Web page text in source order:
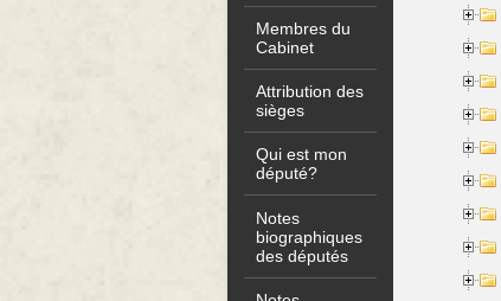
Membres du
Cabinet
Attribution des
sièges
Qui est mon
député?
Notes
biographiques
des députés